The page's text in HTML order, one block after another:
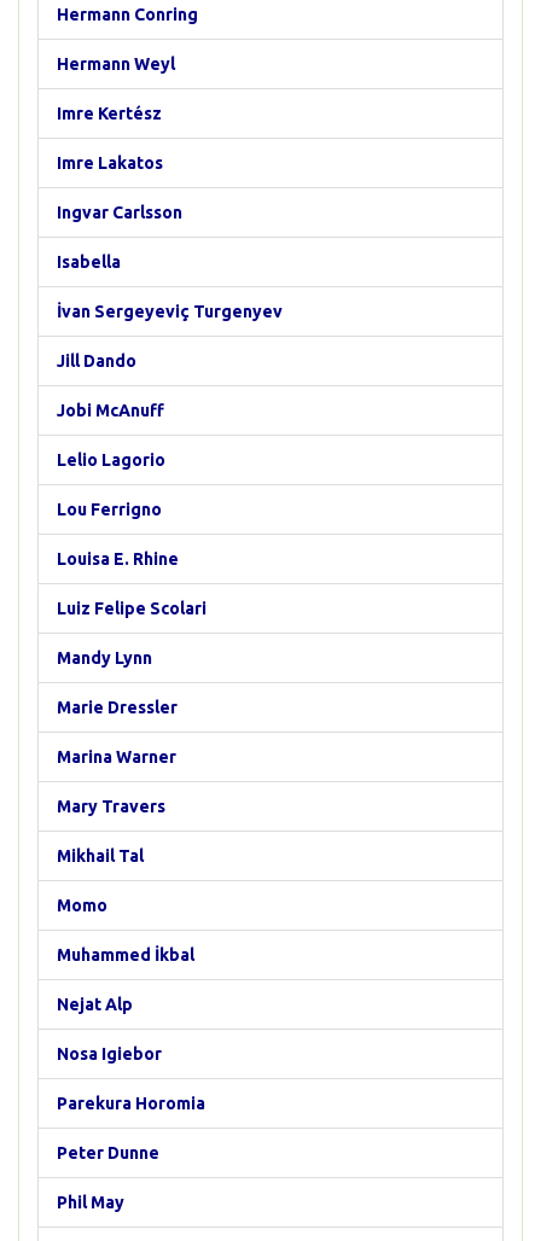
Hermann Conring
Hermann Weyl
Imre Kertész
Imre Lakatos
Ingvar Carlsson
Isabella
İvan Sergeyeviç Turgenyev
Jill Dando
Jobi McAnuff
Lelio Lagorio
Lou Ferrigno
Louisa E. Rhine
Luiz Felipe Scolari
Mandy Lynn
Marie Dressler
Marina Warner
Mary Travers
Mikhail Tal
Momo
Muhammed İkbal
Nejat Alp
Nosa Igiebor
Parekura Horomia
Peter Dunne
Phil May